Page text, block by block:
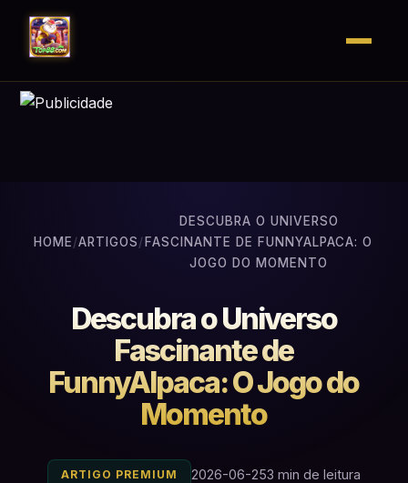
HOME/ARTIGOS/
DESCUBRA O UNIVERSO
FASCINANTE DE FUNNYALPACA: O
JOGO DO MOMENTO
Descubra o Universo
Fascinante de
FunnyAlpaca: O Jogo do
Momento
ARTIGO PREMIUM 2026-06-253 min de leitura